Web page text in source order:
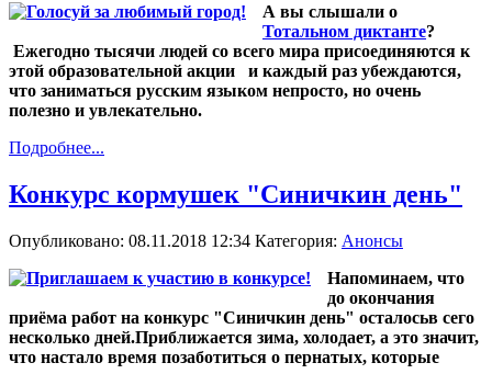
А вы слышали о
Тотальном диктанте?
Ежегодно тысячи людей со всего мира присоединяются к
этой образовательной акции и каждый раз убеждаются,
что заниматься русским языком непросто, но очень
полезно и увлекательно.
Подробнее...
Конкурс кормушек "Синичкин день"
Опубликовано: 08.11.2018 12:34 Категория: Анонсы
Напоминаем, что
до окончания
приёма работ на конкурс "Синичкин день" осталосьв сего
несколько дней.Приближается зима, холодает, а это значит,
что настало время позаботиться о пернатых, которые